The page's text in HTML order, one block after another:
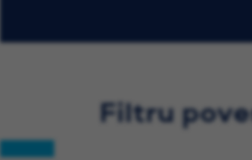
Filtru